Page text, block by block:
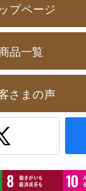
プページ
品一覧
さまの声